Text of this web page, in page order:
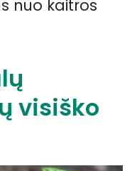
nuo kaitros
visiško